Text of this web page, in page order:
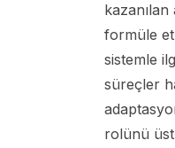
formüle
sistemle
süreçler
rolünü